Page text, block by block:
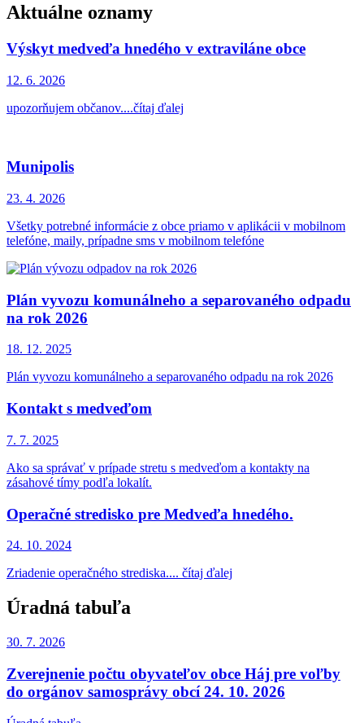
Aktuálne oznamy
Výskyt medveďa hnedého v extraviláne obce
12. 6. 2026
upozorňujem občanov....čítaj ďalej
Munipolis
23. 4. 2026
Všetky potrebné informácie z obce priamo v aplikácii v mobilnom
telefóne, maily, prípadne sms v mobilnom telefóne
Plán vyvozu komunálneho a separovaného odpadu
na rok 2026
18. 12. 2025
Plán vyvozu komunálneho a separovaného odpadu na rok 2026
Kontakt s medveďom
7. 7. 2025
Ako sa správať v prípade stretu s medveďom a kontakty na
zásahové tímy podľa lokalít.
Operačné stredisko pre Medveďa hnedého.
24. 10. 2024
Zriadenie operačného strediska.... čítaj ďalej
Úradná tabuľa
30. 7. 2026
Zverejnenie počtu obyvateľov obce Háj pre voľby
do orgánov samosprávy obcí 24. 10. 2026